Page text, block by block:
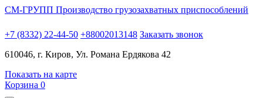
СМ-ГРУПП Производство грузозахватных приспособлений
+7 (8332) 22-44-50 +88002013148 Заказать звонок
610046, г. Киров, Ул. Романа Ердякова 42
Показать на карте
Корзина 0